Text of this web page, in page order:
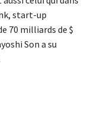
start-up
70 milliards de $
Son a su